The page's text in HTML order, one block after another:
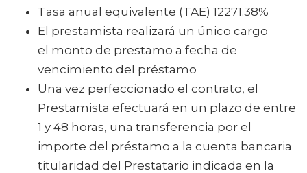
Tasa anual equivalente (TAE) 12271.38%
El prestamista realizará un único cargo
el monto de prestamo a fecha de
vencimiento del préstamo
Una vez perfeccionado el contrato, el
Prestamista efectuará en un plazo de entre
1 y 48 horas, una transferencia por el
importe del préstamo a la cuenta bancaria
titularidad del Prestatario indicada en la